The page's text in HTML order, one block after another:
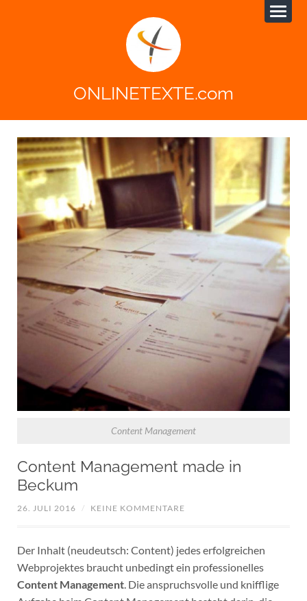
ONLINETEXTE.com
Content Management
Content Management made in
Beckum
26. JULI 2016 / KEINE KOMMENTARE
Der Inhalt (neudeutsch: Content) jedes erfolgreichen
Webprojektes braucht unbedingt ein professionelles
Content Management. Die anspruchsvolle und knifflige